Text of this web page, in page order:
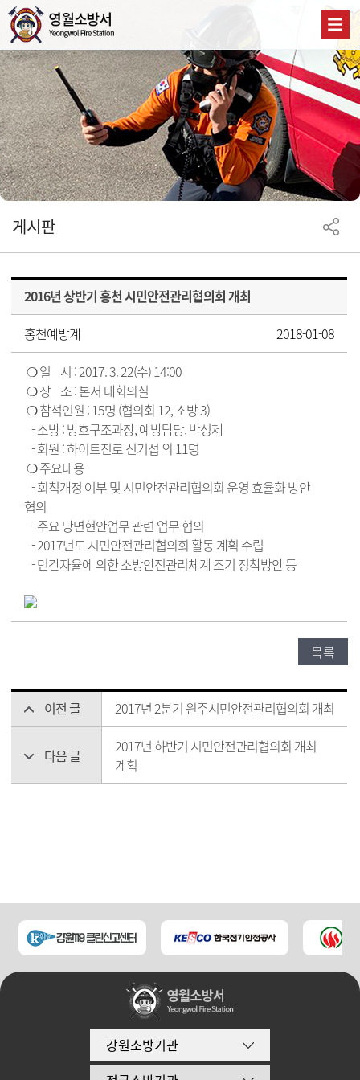
게시판
2016년 상반기 홍천 시민안전관리협의회 개최
홍천예방계
2018-01-08
❍ 일 시 : 2017. 3. 22(수) 14:00
❍ 장 소 : 본서 대회의실
❍ 참석인원 : 15명 (협의회 12, 소방 3)
- 소방 : 방호구조과장, 예방담당, 박성제
- 회원 : 하이트진로 신기섭 외 11명
❍ 주요내용
- 회칙개정 여부 및 시민안전관리협의회 운영 효율화 방안
협의
- 주요 당면현안업무 관련 업무 협의
- 2017년도 시민안전관리협의회 활동 계획 수립
- 민간자율에 의한 소방안전관리체계 조기 정착방안 등
목록
이전 글 2017년 2분기 원주시민안전관리협의회 개최
다음 글
2017년 하반기 시민안전관리협의회 개최
계획
강원소방기관